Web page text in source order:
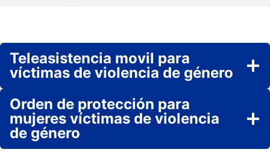
Teleasistencia movil para
víctimas de violencia de género
Orden de protección para
mujeres víctimas de violencia
de género